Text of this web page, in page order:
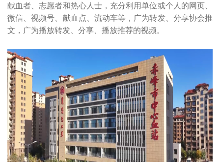
献血者、志愿者和热心人士，充分利用单位或个人的网页、
微信、视频号、献血点、流动车等，广为转发、分享协会推
文，广为播放转发、分享、播放推荐的视频。